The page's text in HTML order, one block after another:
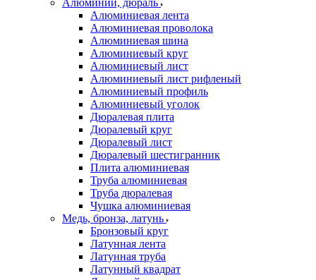
Алюминий, дюраль
Алюминиевая лента
Алюминиевая проволока
Алюминиевая шина
Алюминиевый круг
Алюминиевый лист
Алюминиевый лист рифленый
Алюминиевый профиль
Алюминиевый уголок
Дюралевая плита
Дюралевый круг
Дюралевый лист
Дюралевый шестигранник
Плита алюминиевая
Труба алюминиевая
Труба дюралевая
Чушка алюминиевая
Медь, бронза, латунь
Бронзовый круг
Латунная лента
Латунная труба
Латунный квадрат